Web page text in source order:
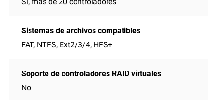
FAT, NTFS, Ext2/3/4, HFS+
No